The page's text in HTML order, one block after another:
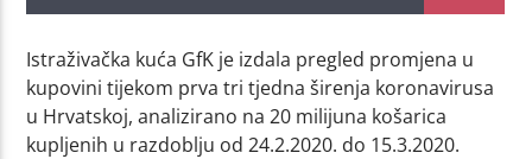
Istraživačka kuća GfK je izdala pregled promjena u
kupovini tijekom prva tri tjedna širenja koronavirusa
u Hrvatskoj, analizirano na 20 milijuna košarica
kupljenih u razdoblju od 24.2.2020. do 15.3.2020.